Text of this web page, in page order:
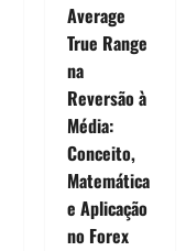
Average
True Range
na
Reversão à
Média:
Conceito,
Matemática
e Aplicação
no Forex